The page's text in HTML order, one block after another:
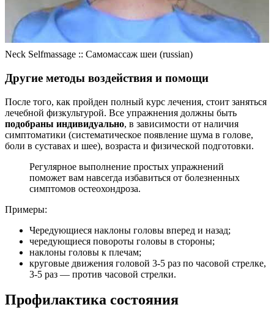
Neck Selfmassage :: Самомассаж шеи (russian)
Другие методы воздействия и помощи
После того, как пройден полный курс лечения, стоит заняться
лечебной физкультурой. Все упражнения должны быть
подобраны индивидуально, в зависимости от наличия
симптоматики (систематическое появление шума в голове,
боли в суставах и шее), возраста и физической подготовки.
Регулярное выполнение простых упражнений
поможет вам навсегда избавиться от болезненных
симптомов остеохондроза.
Примеры:
Чередующиеся наклоны головы вперед и назад;
чередующиеся повороты головы в стороны;
наклоны головы к плечам;
круговые движения головой 3-5 раз по часовой стрелке,
3-5 раз — против часовой стрелки.
Профилактика состояния